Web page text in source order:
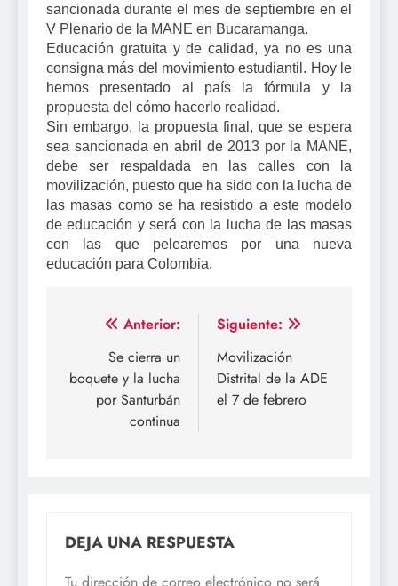
sancionada durante el mes de septiembre en el
V Plenario de la MANE en Bucaramanga.
Educación gratuita y de calidad, ya no es una
consigna más del movimiento estudiantil. Hoy le
hemos presentado al país la fórmula y la
propuesta del cómo hacerlo realidad.
Sin embargo, la propuesta final, que se espera
sea sancionada en abril de 2013 por la MANE,
debe ser respaldada en las calles con la
movilización, puesto que ha sido con la lucha de
las masas como se ha resistido a este modelo
de educación y será con la lucha de las masas
con las que pelearemos por una nueva
educación para Colombia.
Navegación
entradas
Anterior:
Se cierra un
boquete y la lucha
por Santurbán
continua
Siguiente:
Movilización
Distrital de la ADE
el 7 de febrero
DEJA UNA RESPUESTA
Tu dirección de correo electrónico no será